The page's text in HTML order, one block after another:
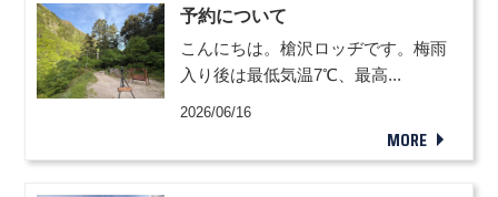
予約について
こんにちは。槍沢ロッヂです。梅雨
入り後は最低気温7℃、最高...
2026/06/16
MORE